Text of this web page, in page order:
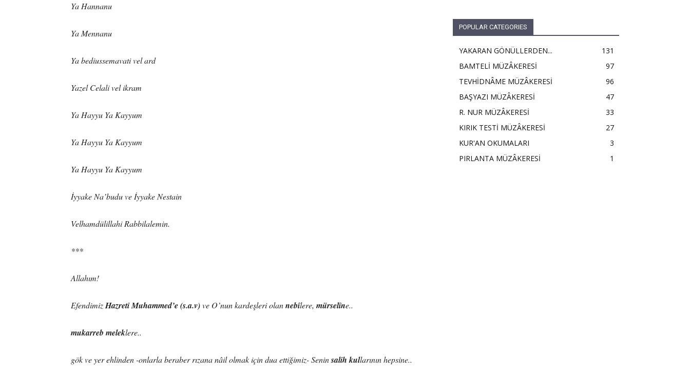
Ya Hannanu
Ya Mennanu
Ya bediussemavati vel ard
Yazel Celali vel ikram
Ya Hayyu Ya Kayyum
Ya Hayyu Ya Kayyum
Ya Hayyu Ya Kayyum
İyyake Na’budu ve İyyake Nestain
Velhamdülillahi Rabbilalemin.
***
Allahım!
EfendimizHazreti Muhammed’e (s.a.v)ve O’nun kardeşleri olannebîlere, mürselîne..
mukarreb meleklere..
gök ve yer ehlinden -onlarla beraber rızana nâil olmak için dua ettiğimiz- Seninsalih kullarının hepsine..
POPULAR CATEGORIES
YAKARAN GÖNÜLLERDEN...
131
BAMTELİ MÜZÂKERESİ
97
TEVHİDNÂME MÜZÂKERESİ
96
BAŞYAZI MÜZÂKERESİ
47
R. NUR MÜZÂKERESİ
33
KIRIK TESTİ MÜZÂKERESİ
27
KUR'AN OKUMALARI
3
PIRLANTA MÜZÂKERESİ
1